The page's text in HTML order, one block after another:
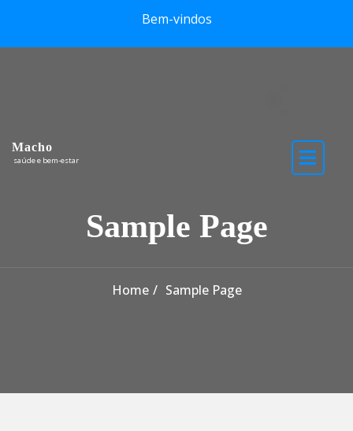
Bem-vindos
Macho
saúde e bem-estar
Sample Page
Home Sample Page